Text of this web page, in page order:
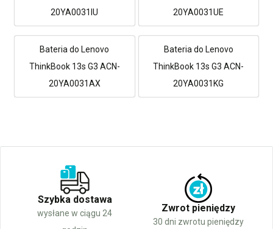
20YA0031IU
20YA0031UE
Bateria do Lenovo
ThinkBook 13s G3 ACN-
20YA0031AX
Bateria do Lenovo
ThinkBook 13s G3 ACN-
20YA0031KG
Szybka dostawa
wysłane w ciągu 24
Zwrot pieniędzy
30 dni zwrotu pieniędzy